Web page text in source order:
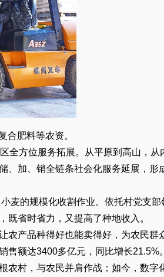
合肥料等农资。
全方位服务拓展。从平原到高山，从
、加、销全链条社会化服务延展，形
麦的规模化收割作业。依托村党支部
既省时省力，又提高了种地收入。
农产品种得好也能卖得好，为农民群
售额达3400多亿元，同比增长21.5%
农村，与农民并肩作战；如今，数字